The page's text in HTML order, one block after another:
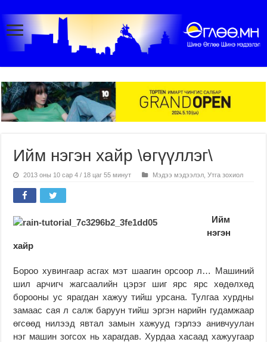
Ийм нэгэн хайр \өгүүллэг\
2013 оны 10 сар 4 / 18 цаг 55 минут Мэдээ мэдээлэл ,Утга зохиол
Ийм
нэгэн
хайр
Бороо хувингаар асгах мэт шаагин орсоор л… Машиний
шил арчигч жагсаалийн цэрэг шиг ярс ярс хөдөлхөд
борооны ус ярагдан хажуу тийш урсана. Тулгаа хурдны
замаас сая л салж баруун тийш эргэн нарийн гудамжаар
өгсөөд нилээд явтал замын хажууд гэрлээ анивчуулан
нэг машин зогсох нь харагдав. Хурдаа хасаад хажуугаар